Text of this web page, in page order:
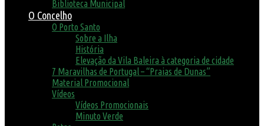
Biblioteca Municipal
O Concelho
O Porto Santo
Sobre a Ilha
História
Elevação da Vila Baleira à categoria de cidade
7 Maravilhas de Portugal – “Praias de Dunas”
Material Promocional
Vídeos
Vídeos Promocionais
Minuto Verde